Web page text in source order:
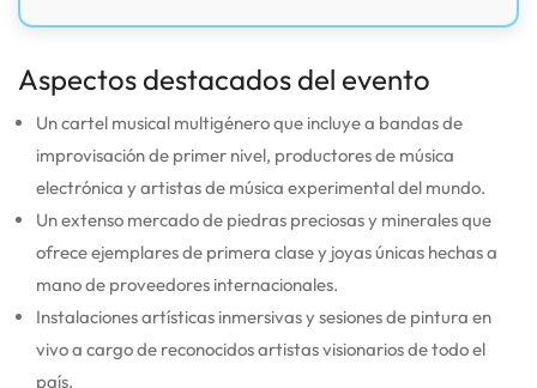
Aspectos destacados del evento
Un cartel musical multigénero que incluye a bandas de
improvisación de primer nivel, productores de música
electrónica y artistas de música experimental del mundo.
Un extenso mercado de piedras preciosas y minerales que
ofrece ejemplares de primera clase y joyas únicas hechas a
mano de proveedores internacionales.
Instalaciones artísticas inmersivas y sesiones de pintura en
vivo a cargo de reconocidos artistas visionarios de todo el
país.